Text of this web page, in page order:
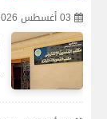
03 أغسطس 2026